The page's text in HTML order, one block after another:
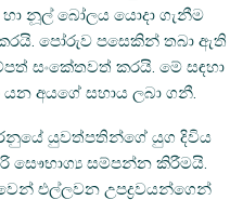
හා නූල් බෝලය යොදා ගැනීම
පෝරුව පසෙකින් තබා ඇති
සංකේතවත් කරයි. මේ සඳහා
අයගේ සහාය ලබා ගනී.
යුවත්පතින්ගේ යුග දිවිය
සෞභාග්‍ය සම්පන්න කිරීමයි.
එල්ලවන උපද්‍රවයන්ගෙන්